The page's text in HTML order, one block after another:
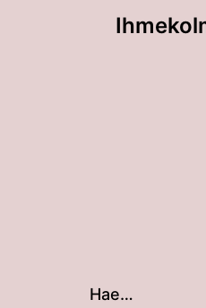
Hae…
Kun tuloksia